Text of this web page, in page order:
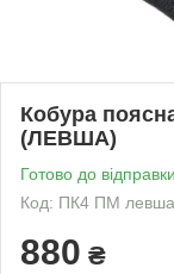
Кобура
(ЛЕВША)
Готово до відправки
Код: ПК4 ПМ левша
880 ₴